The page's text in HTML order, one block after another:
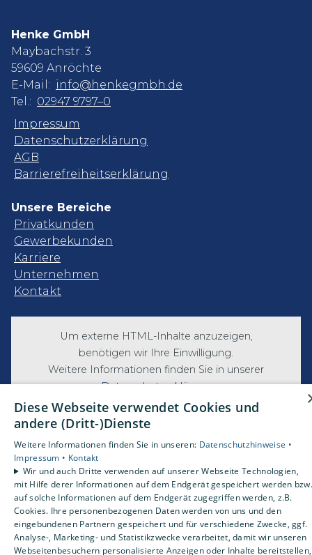
Henke GmbH
Maybachstr. 3
59609 Anröchte
E-Mail: info@henkegmbh.de
Tel.: 02947 9797–0
Impressum
Datenschutzerklärung
AGB
Barrierefreiheitserklärung
Unsere Bereiche
Privatkunden
Gewerbekunden
Karriere
Unternehmen
Kontakt
Um externe HTML-Inhalte anzuzeigen,
benötigen wir Ihre Einwilligung.
Weitere Informationen finden Sie in unserer
Datenschutzerklärung.
Cookie-Einstellungen öffnen
Diese Webseite verwendet Cookies und
andere (Dritt-)Dienste
Weitere Informationen finden Sie in unseren: Datenschutzhinweise •
Impressum • Kontakt
Wir und auch Dritte verwenden auf unserer Webseite Technologien,
mit Hilfe derer Informationen auf dem Endgerät gespeichert werden bzw.
auf solche Informationen auf dem Endgerät zugegriffen werden, z.B.
Cookies. Ihre personenbezogenen Daten werden von uns und den
eingebundenen Partnern gespeichert und für verschiedene Zwecke, ggf.
Analyse-, Marketing- und Statistikzwecke verarbeitet, damit wir unseren
Webseitenbesuchern personalisierte Anzeigen oder Inhalte bereitstellen,